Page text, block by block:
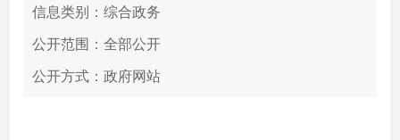
高效办成一件事
信息类别：综合政务
公开范围：全部公开
公开方式：政府网站